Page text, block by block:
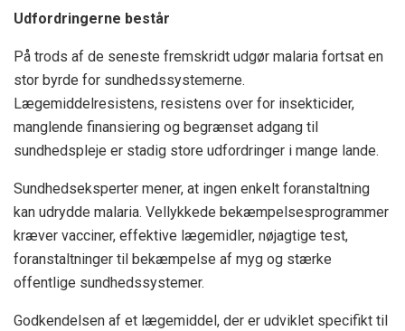
Udfordringerne består
På trods af de seneste fremskridt udgør malaria fortsat en
stor byrde for sundhedssystemerne.
Lægemiddelresistens, resistens over for insekticider,
manglende finansiering og begrænset adgang til
sundhedspleje er stadig store udfordringer i mange lande.
Sundhedseksperter mener, at ingen enkelt foranstaltning
kan udrydde malaria. Vellykkede bekæmpelsesprogrammer
kræver vacciner, effektive lægemidler, nøjagtige test,
foranstaltninger til bekæmpelse af myg og stærke
offentlige sundhedssystemer.
Godkendelsen af et lægemiddel, der er udviklet specifikt til